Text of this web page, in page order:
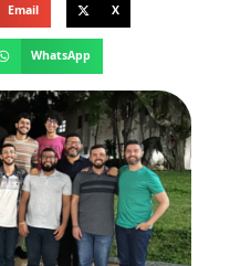
Email X
WhatsApp